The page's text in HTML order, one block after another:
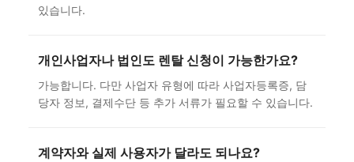
있습니다.
개인사업자나 법인도 렌탈 신청이 가능한가요?
가능합니다. 다만 사업자 유형에 따라 사업자등록증, 담
당자 정보, 결제수단 등 추가 서류가 필요할 수 있습니다.
계약자와 실제 사용자가 달라도 되나요?